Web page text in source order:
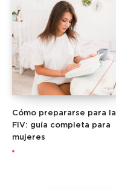
Cómo prepararse para la
FIV: guía completa para
mujeres